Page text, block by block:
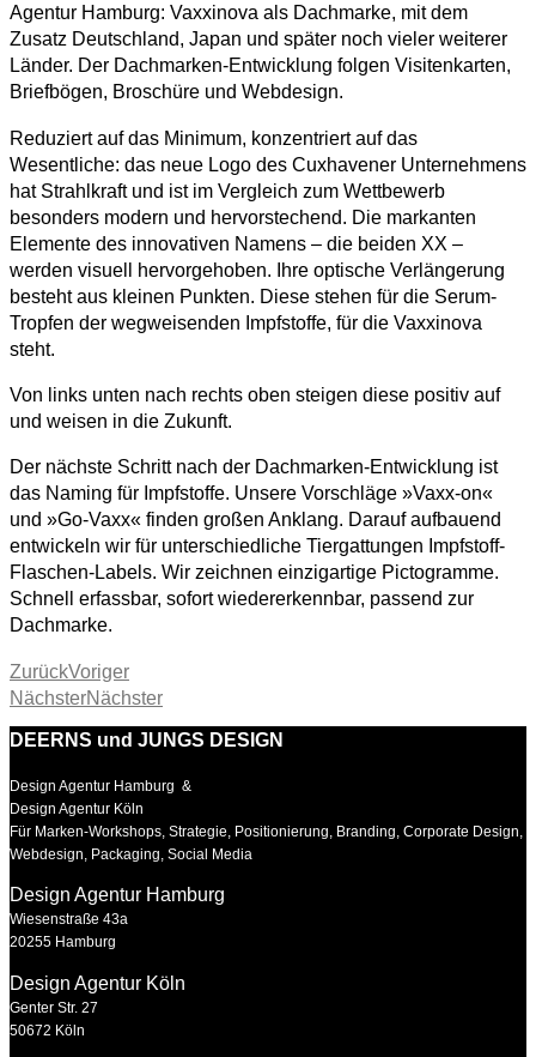
Agentur Hamburg: Vaxxinova als Dachmarke, mit dem
Zusatz Deutschland, Japan und später noch vieler weiterer
Länder. Der Dachmarken-Entwicklung folgen Visitenkarten,
Briefbögen, Broschüre und Webdesign.
Reduziert auf das Minimum, konzentriert auf das
Wesentliche: das neue Logo des Cuxhavener Unternehmens
hat Strahlkraft und ist im Vergleich zum Wettbewerb
besonders modern und hervorstechend. Die markanten
Elemente des innovativen Namens – die beiden XX –
werden visuell hervorgehoben. Ihre optische Verlängerung
besteht aus kleinen Punkten. Diese stehen für die Serum-
Tropfen der wegweisenden Impfstoffe, für die Vaxxinova
steht.
Von links unten nach rechts oben steigen diese positiv auf
und weisen in die Zukunft.
Der nächste Schritt nach der Dachmarken-Entwicklung ist
das Naming für Impfstoffe. Unsere Vorschläge »Vaxx-on«
und »Go-Vaxx« finden großen Anklang. Darauf aufbauend
entwickeln wir für unterschiedliche Tiergattungen Impfstoff-
Flaschen-Labels. Wir zeichnen einzigartige Pictogramme.
Schnell erfassbar, sofort wiedererkennbar, passend zur
Dachmarke.
ZurückVoriger
NächsterNächster
DEERNS und JUNGS DESIGN
Design Agentur Hamburg &
Design Agentur Köln
Für Marken-Workshops, Strategie, Positionierung, Branding, Corporate Design,
Webdesign, Packaging, Social Media
Design Agentur Hamburg
Wiesenstraße 43a
20255 Hamburg
Design Agentur Köln
Genter Str. 27
50672 Köln